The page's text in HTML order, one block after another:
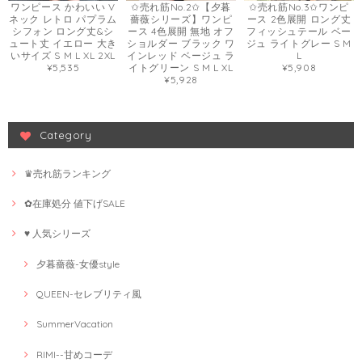
ワンピース かわいい V
ネック レトロ パプラム
シフォン ロング丈&シ
ュート丈 イエロー 大き
いサイズ S M L XL 2XL
¥5,535
✩売れ筋No.2✩【夕暮
薔薇シリーズ】ワンピ
ース 4色展開 無地 オフ
ショルダー ブラック ワ
インレッド ベージュ ラ
イトグリーン S M L XL
¥5,928
✩売れ筋No.3✩ワンピ
ース 2色展開 ロング丈
フィッシュテール ベー
ジュ ライトグレー S M
L
¥5,908
Category
♛売れ筋ランキング
✿在庫処分 値下げSALE
♥ 人気シリーズ
夕暮薔薇-女優style
QUEEN-セレブリティ風
SummerVacation
RIMI--甘めコーデ